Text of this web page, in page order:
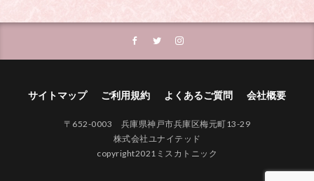
サイトマップ ご利用規約 よくあるご質問 会社概要
〒652-0003 兵庫県神戸市兵庫区梅元町13-29
株式会社ユナイテッド
copyright2021ミスカトニック